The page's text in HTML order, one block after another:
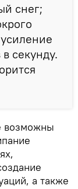
снег;
секунду.
возможны
а также